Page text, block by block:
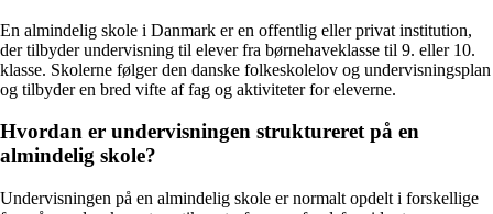
En almindelig skole i Danmark er en offentlig eller privat institution,
der tilbyder undervisning til elever fra børnehaveklasse til 9. eller 10.
klasse. Skolerne følger den danske folkeskolelov og undervisningsplan
og tilbyder en bred vifte af fag og aktiviteter for eleverne.
Hvordan er undervisningen struktureret på en
almindelig skole?
Undervisningen på en almindelig skole er normalt opdelt i forskellige